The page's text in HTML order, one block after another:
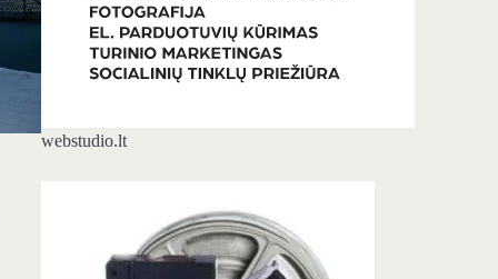
webstudio.lt